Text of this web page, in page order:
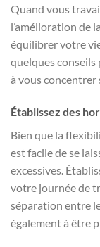
Quand vous
l’amélioration de
équilibrer votre
quelques
à vous concentrer
Établissez des
Bien que la
est facile de se
excessives.
votre journée de
séparation entre
également à être